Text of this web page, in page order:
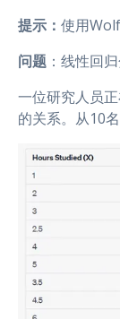
提示： 使用
问题 ：线性回
一位研究人员
的关系。从10